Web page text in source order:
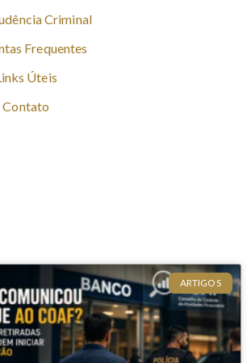
Criminal
Frequentes
Úteis
Contato
ARTIGOS